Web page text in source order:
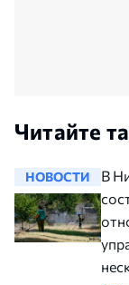
Читайте
НОВОСТИ
В